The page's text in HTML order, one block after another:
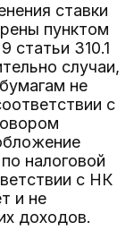
ставки
пунктом
статьи 310.1
случаи,
не
с
налоговой
с НК
и не
доходов.